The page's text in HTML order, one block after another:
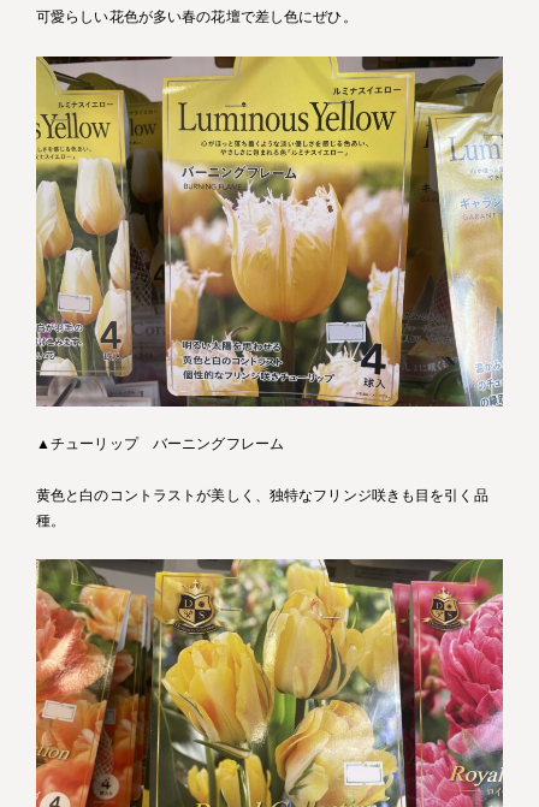
可愛らしい花色が多い春の花壇で差し色にぜひ。
▲チューリップ バーニングフレーム
黄色と白のコントラストが美しく、独特なフリンジ咲きも目を引く品
種。